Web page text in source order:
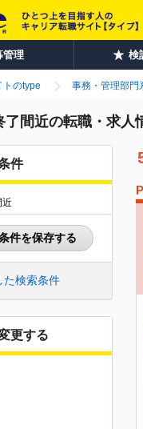
管理 検
トのtype 事務・管理部門
了間近の転職・求人
件
近
件を保存する
た検索条件
更する